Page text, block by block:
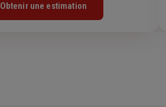
Obtenir une estimation